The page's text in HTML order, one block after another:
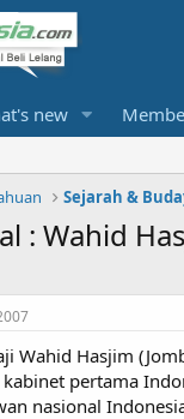
new
Sejarah &
: Wahid
Wahid Hasjim
pertama
nasional